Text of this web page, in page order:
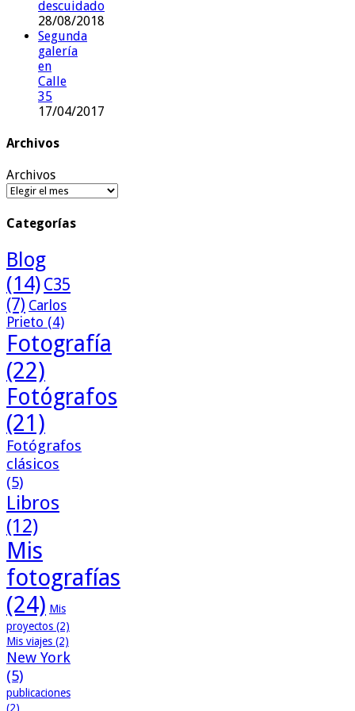
descuidado
28/08/2018
Segunda
galería
en
Calle
35
17/04/2017
Archivos
Archivos
Categorías
Blog
(14) C35
(7) Carlos
Prieto (4)
Fotografía
(22)
Fotógrafos
(21)
Fotógrafos
clásicos
(5)
Libros
(12)
Mis
fotografías
(24) Mis
proyectos (2)
Mis viajes (2)
New York
(5)
publicaciones
(2)